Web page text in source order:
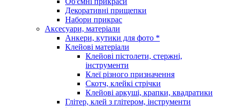
Декоративні прищепки
Набори прикрас
Аксесуари, матеріали
Анкери, кутики для фото *
Клейові матеріали
Клейові пістолети, стержні,
інструменти
Клеї різного призначення
Скотч, клейкі стрічки
Клейові аркуші, крапки, квадратики
Глітер, клей з глітером, інструменти